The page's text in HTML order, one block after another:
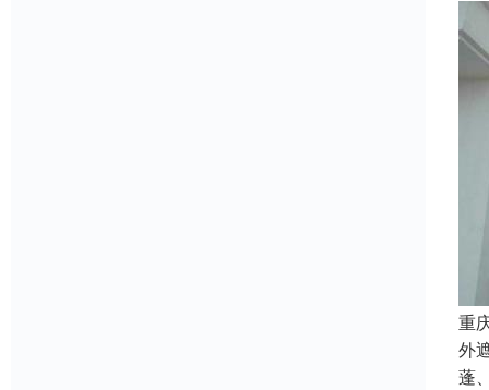
重
外
蓬